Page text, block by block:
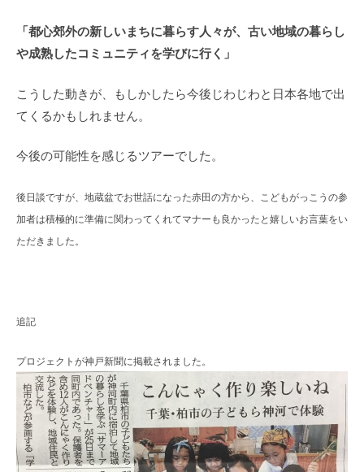
「都心郊外の新しいまちに暮らす人々が、古い地域の暮らし
や成熟したコミュニティを学びに行く」
こうした動きが、もしかしたら今後じわじわと日本各地で出
てくるかもしれません。
今後の可能性を感じるツアーでした。
後日談ですが、地蔵盆でお世話になった赤田の方から、こどもがっこうの参
加者は積極的に準備に関わってくれてマナーも良かったと嬉しいお言葉をい
ただきました。
追記
プロジェクトが神戸新聞に掲載されました。